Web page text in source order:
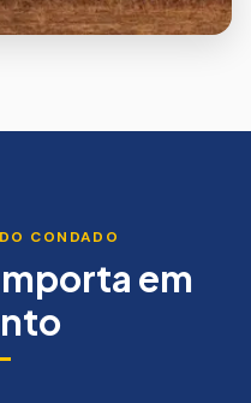
CONDADO
em